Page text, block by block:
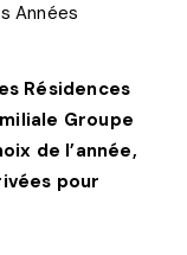
Années
Résidences
Groupe
de l’année,
pour